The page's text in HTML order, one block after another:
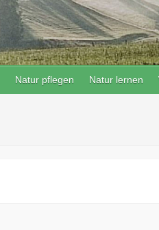
Natur pflegen Natur lernen